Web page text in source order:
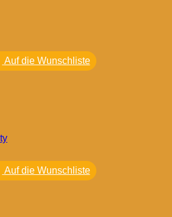
Auf die Wunschliste
Auf die Wunschliste